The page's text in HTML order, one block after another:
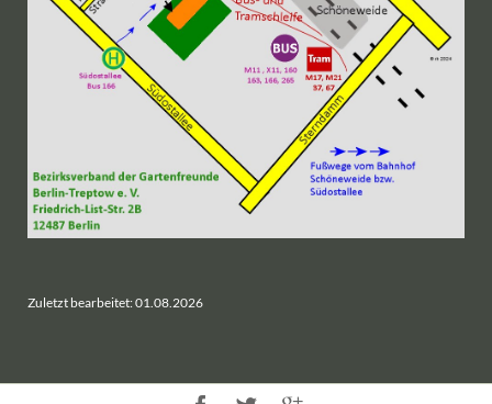
Zuletzt bearbeitet: 01.08.2026